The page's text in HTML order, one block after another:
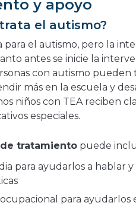
y apoyo
el autismo?
para el autismo, pero la
antes se inicie la
con autismo pueden
más en la escuela y
niños con TEA reciben
especiales.
tratamiento puede
para ayudarlos a hablar
para ayudarlos